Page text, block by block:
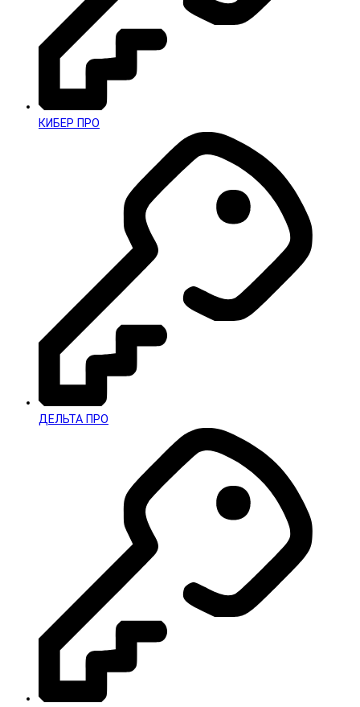
КИБЕР ПРО
ДЕЛЬТА ПРО